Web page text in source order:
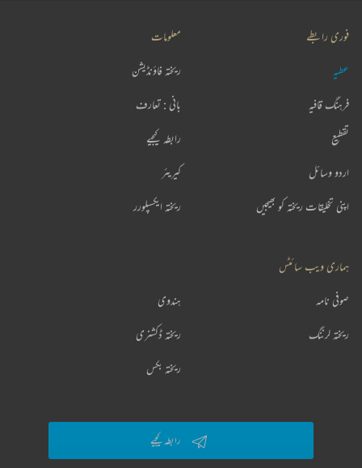
فوری رابطے
عطیہ
فرہنگ قافیہ
تقطیع
اردو وسائل
اپنی تخلیقات ریختہ کو بھیجیں
معلومات
ریختہ فاؤنڈیشن
بانی : تعارف
رابطہ کیجیے
کیریئر
ریختہ ایکسپلورر
ہماری ویب سائٹس
ہندوی صوفی نامہ
ریختہ ڈکشنری ریختہ لرننگ
ریختہ بکس
رابطہ کیجیے